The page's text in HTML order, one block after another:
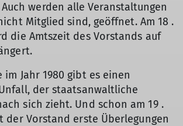
werden alle Veranstaltungen
Mitglied sind, geöffnet. Am 18 .
die Amtszeit des Vorstands auf
im Jahr 1980 gibt es einen
der staatsanwaltliche
sich zieht. Und schon am 19 .
der Vorstand erste Überlegungen